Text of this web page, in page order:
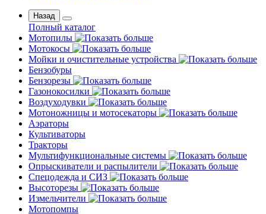
Назад
Полный каталог
Мотопилы
Мотокосы
Мойки и очистительные устройства
Бензобуры
Бензорезы
Газонокосилки
Воздуходувки
Мотоножницы и мотосекаторы
Аэраторы
Культиваторы
Тракторы
Мультифункциональные системы
Опрыскиватели и распылители
Спецодежда и СИЗ
Высоторезы
Измельчители
Мотопомпы